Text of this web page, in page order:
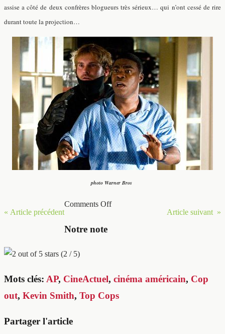
assise a côté de deux confrères blogueurs très sérieux… qui n’ont cessé de rire
durant toute la projection…
photo Warner Bros
« Article précédent Article suivant »
Comments Off
Notre note
(2 / 5)
Mots clés: AP, CineActuel, cinéma américain, Cop
out, Kevin Smith, Top Cops
Partager l'article